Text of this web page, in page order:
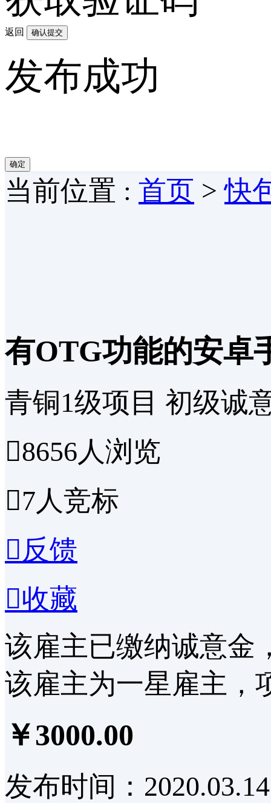
返回 确认提交
发布成功
确定
当前位置 : 首页 >快
有OTG功能的安卓
青铜1级项目 初级诚
8656人浏览
7人竞标
反馈
收藏
该雇主已缴纳诚意金
该雇主为一星雇主，
￥3000.00
发布时间：2020.03.14